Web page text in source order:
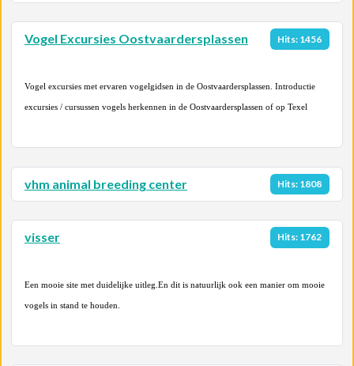
Vogel Excursies Oostvaardersplassen Hits: 1456
Vogel excursies met ervaren vogelgidsen in de Oostvaardersplassen. Introductie
excursies / cursussen vogels herkennen in de Oostvaardersplassen of op Texel
vhm animal breeding center Hits: 1808
visser Hits: 1762
Een mooie site met duidelijke uitleg.En dit is natuurlijk ook een manier om mooie
vogels in stand te houden.